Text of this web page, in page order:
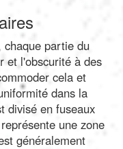
chaque partie du
et l'obscurité à des
cela et
dans la
divisé en fuseaux
une zone
généralement